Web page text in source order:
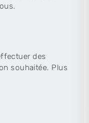
des
souhaitée. Plus